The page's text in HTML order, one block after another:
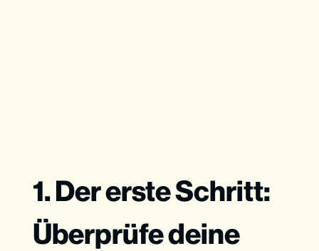
1. Der erste Schritt:
Überprüfe deine